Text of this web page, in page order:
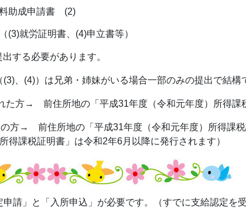
助成申請書 (2)
(3)就労証明書、(4)申立書等）
する必要があります。
、(4)）は兄弟・姉妹がいる場合一部のみの提出で結構
た方→ 前住所地の「平成31年度（令和元年度）所得課
方→ 前住所地の「平成31年度（令和元年度）所得課
得課税証明書」は令和2年6月以降に発行されます）
請」と「入所申込」が必要です。（すでに支給認定を